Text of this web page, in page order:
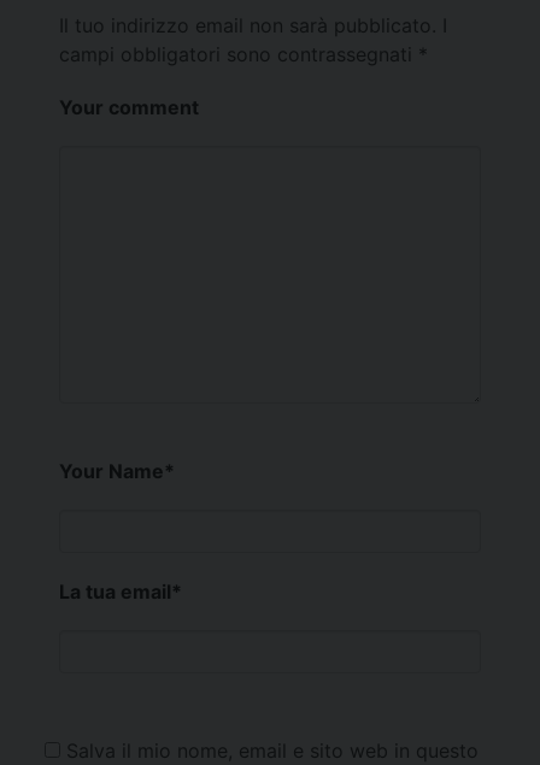
Il tuo indirizzo email non sarà pubblicato.
campi obbligatori sono contrassegnati *
Your comment
Your Name*
La tua email*
Salva il mio nome, email e sito web in questo